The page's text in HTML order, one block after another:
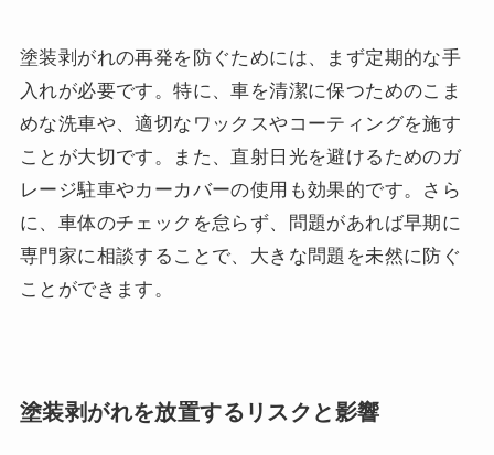
塗装剥がれの再発を防ぐためには、まず定期的な手
入れが必要です。特に、車を清潔に保つためのこま
めな洗車や、適切なワックスやコーティングを施す
ことが大切です。また、直射日光を避けるためのガ
レージ駐車やカーカバーの使用も効果的です。さら
に、車体のチェックを怠らず、問題があれば早期に
専門家に相談することで、大きな問題を未然に防ぐ
ことができます。
塗装剥がれを放置するリスクと影響